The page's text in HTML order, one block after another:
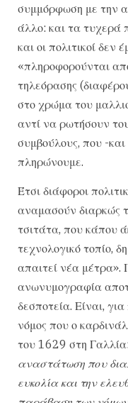
συμμόρφωση με την
άλλο: και τα τυχερά
και οι πολιτικοί δεν
«πληροφορούνται
τηλεόρασης
στο χρώμα του
αντί να ρωτήσουν
συμβούλους, που -και
πληρώνουμε.
Έτσι διάφοροι
αναμασούν διαρκώς
τσιτάτα, που κάπου
τεχνολογικό τοπίο,
απαιτεί νέα μέτρα».
ανωνυμογραφία
δεσποτεία. Είναι,
νόμος που ο
του 1629 στη Γαλλία:
αναστάτωση που
ευκολία και την